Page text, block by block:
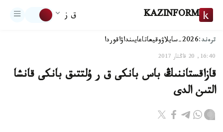
KAZINFORM ق ز
ترەند:2026-سايلاۋ وقيعاتاعايىنداۋاقوردا
16:40, 20 قاڭتار 2017
قازاقستاننىڭ باس بانكى ق ر ۇلتتىق بانكى قانشا
التىن الدى